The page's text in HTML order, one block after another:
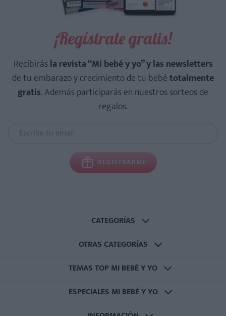
¡Regístrate gratis!
Recibirásla revista “Mi bebé y yo” y las newsletters
de tu embarazo y crecimiento de tu bebétotalmente
gratis. Además participarás en nuestros sorteos de
regalos.
REGISTRARME
CATEGORÍAS
OTRAS CATEGORÍAS
TEMAS TOP MI BEBÉ Y YO
ESPECIALES MI BEBÉ Y YO